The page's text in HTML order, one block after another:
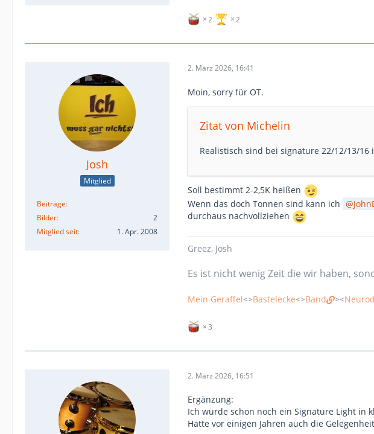
2 2
Josh
Mitglied
Beiträge
Bilder
2
Mitglied seit
1. Apr. 2008
2. März 2026, 16:41
Moin, sorry für OT.
Zitat von Michelin
Realistisch sind bei signature 22/12/13/
Soll bestimmt 2-2,5K heißen
Wenn das doch Tonnen sind kann ich
durchaus nachvollziehen
Greez, Josh
Es ist nicht wenig Zeit die wir haben,
Mein Geraffel<>Bastelecke<>Band ><
3
2. März 2026, 16:51
Ergänzung:
Ich würde schon noch ein Signature Light in
Hätte vor einigen Jahren auch die